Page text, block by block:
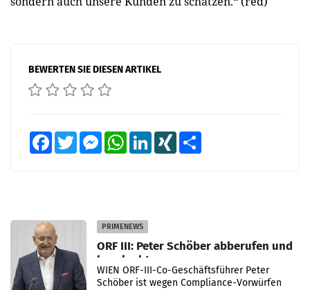
BEWERTEN SIE DIESEN ARTIKEL
FacebookTwitter MessengerWhatsAppLinkedInXING
PRIMENEWS
ORF III: Peter Schöber abberufen und
beurlaubt
WIEN ORF-III-Co-Geschäftsführer Peter
Schöber ist wegen Compliance-Vorwürfen